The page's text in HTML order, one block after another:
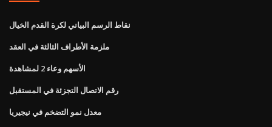
نقاط الرسم البياني لكرة القدم الخيال
ملزمة الأطراف الثالثة في العقد
الأسهم وعاء 2 لمشاهدة
رقم الاتصال التجزئة في المستقبل
معدل نمو التضخم في نيجيريا